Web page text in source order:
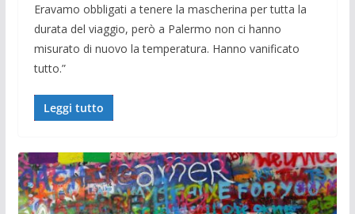
Eravamo obbligati a tenere la mascherina per tutta la
durata del viaggio, però a Palermo non ci hanno
misurato di nuovo la temperatura. Hanno vanificato
tutto.”
Leggi tutto